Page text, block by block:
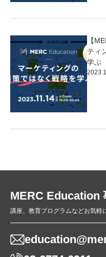
【
ティ
学ぶ
MERC Education
講座、教育プログラムなどお気軽